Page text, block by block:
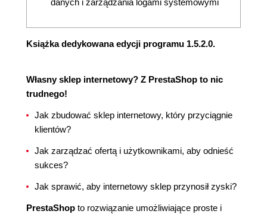
danych i zarządzania logami systemowymi
Książka dedykowana edycji programu 1.5.2.0.
Własny sklep internetowy? Z PrestaShop to nic
trudnego!
Jak zbudować sklep internetowy, który przyciągnie
klientów?
Jak zarządzać ofertą i użytkownikami, aby odnieść
sukces?
Jak sprawić, aby internetowy sklep przynosił zyski?
PrestaShop to rozwiązanie umożliwiające proste i